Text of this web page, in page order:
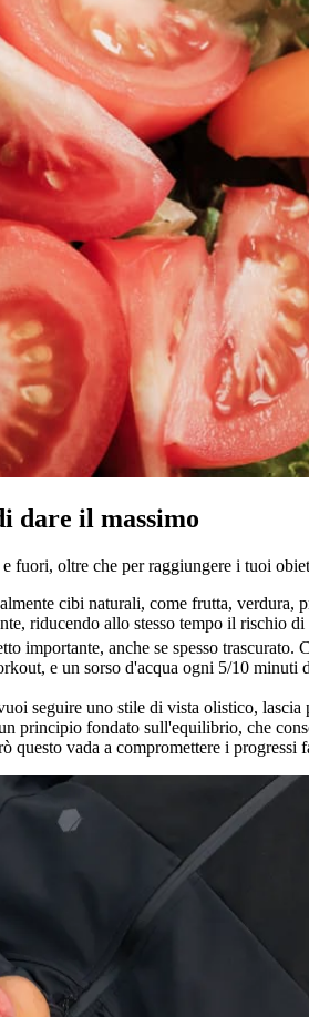
dare il massimo
fuori, oltre che per raggiungere i tuoi
cibi naturali, come frutta, verdura,
riducendo allo stesso tempo il rischio
importante, anche se spesso trascurato.
e un sorso d'acqua ogni 5/10 minuti
seguire uno stile di vista olistico, lascia
principio fondato sull'equilibrio, che
questo vada a compromettere i progressi